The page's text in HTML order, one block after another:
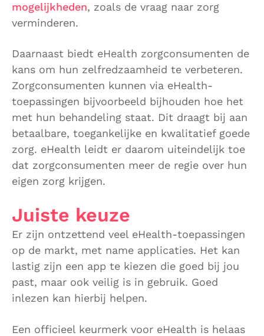
mogelijkheden, zoals de vraag naar zorg
verminderen.
Daarnaast biedt eHealth zorgconsumenten de
kans om hun zelfredzaamheid te verbeteren.
Zorgconsumenten kunnen via eHealth-
toepassingen bijvoorbeeld bijhouden hoe het
met hun behandeling staat. Dit draagt bij aan
betaalbare, toegankelijke en kwalitatief goede
zorg. eHealth leidt er daarom uiteindelijk toe
dat zorgconsumenten meer de regie over hun
eigen zorg krijgen.
Juiste keuze
Er zijn ontzettend veel eHealth-toepassingen
op de markt, met name applicaties. Het kan
lastig zijn een app te kiezen die goed bij jou
past, maar ook veilig is in gebruik. Goed
inlezen kan hierbij helpen.
Een officieel keurmerk voor eHealth is helaas